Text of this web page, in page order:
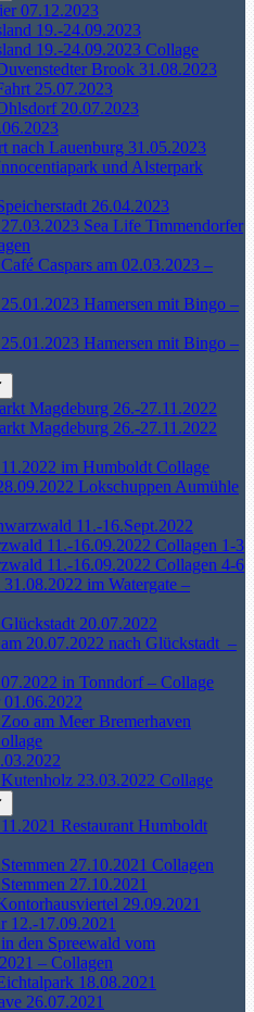
07.12.2023
19.-24.09.2023
19.-24.09.2023 Collage
Brook 31.08.2023
25.07.2023
20.07.2023
nach Lauenburg 31.05.2023
und Alsterpark
26.04.2023
Sea Life Timmendorfer
Caspars am 02.03.2023 –
Hamersen mit Bingo –
Hamersen mit Bingo –
Magdeburg 26.-27.11.2022
Magdeburg 26.-27.11.2022
im Humboldt Collage
Lokschuppen Aumühle
11.-16.Sept.2022
11.-16.09.2022 Collagen 1-3
11.-16.09.2022 Collagen 4-6
im Watergate –
20.07.2022
20.07.2022 nach Glückstadt –
in Tonndorf – Collage
am Meer Bremerhaven
23.03.2022 Collage
Restaurant Humboldt
27.10.2021 Collagen
27.10.2021
29.09.2021
12.-17.09.2021
den Spreewald vom
– Collagen
18.08.2021
26.07.2021